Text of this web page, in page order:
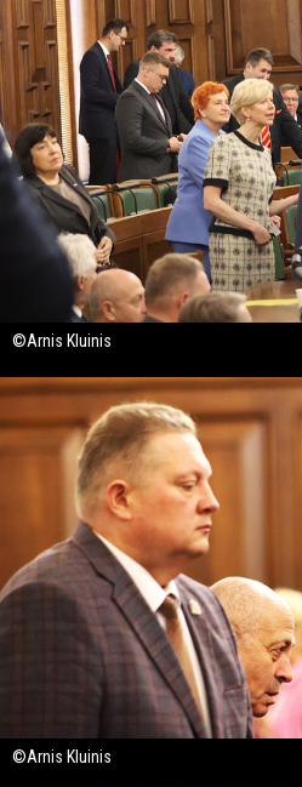
©Arnis Kluinis
©Arnis Kluinis